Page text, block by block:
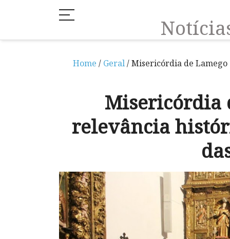
Home / Geral/ Misericórdia de Lamego
Misericórdia
relevância